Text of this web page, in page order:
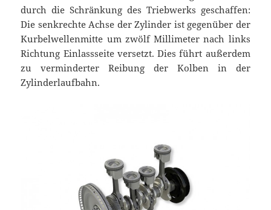
durch die Schränkung des Triebwerks geschaffen:
Die senkrechte Achse der Zylinder ist gegenüber der
Kurbelwellenmitte um zwölf Millimeter nach links
Richtung Einlassseite versetzt. Dies führt außerdem
zu verminderter Reibung der Kolben in der
Zylinderlaufbahn.